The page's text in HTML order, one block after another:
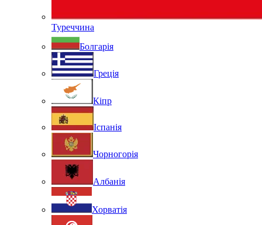
Туреччина
Болгарія
Греція
Кіпр
Іспанія
Чорногорія
Албанія
Хорватія